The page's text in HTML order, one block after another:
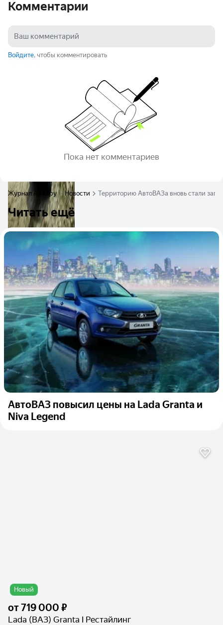
Комментарии
Войдите, чтобы комментировать
Пока нет комментариев
Журнал Авто.ру Новости Территорию АвтоВАЗа вновь стали
Читать ещё
АвтоВАЗ повысил цены на Lada Granta и
Niva Legend
Новый
от719 000 ₽
Lada (ВАЗ) Granta I Рестайлинг